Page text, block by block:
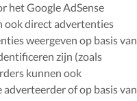
het Google AdSense
ook direct advertenties
weergeven op basis van
zijn (zoals
kunnen ook
of op basis van